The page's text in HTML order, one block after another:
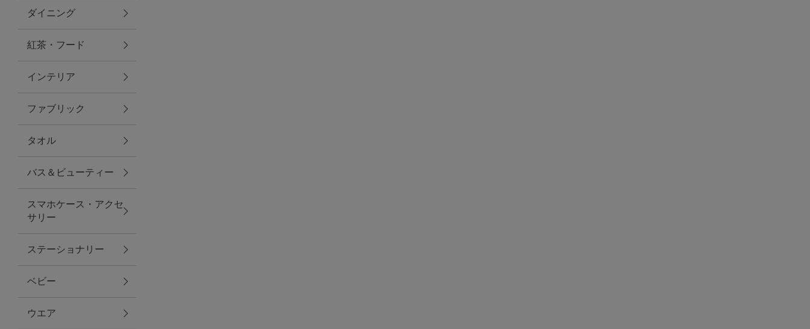
トラベルグッズ
ランチ
バッグ
キッチン・ダイニング
ダイニング
キッチン
ファブリック
ダイニング
紅茶・フード
インテリア
ファブリック
タオル
バス＆ビューティー
スマホケース・アクセ
サリー
ステーショナリー
ベビー
ウエア